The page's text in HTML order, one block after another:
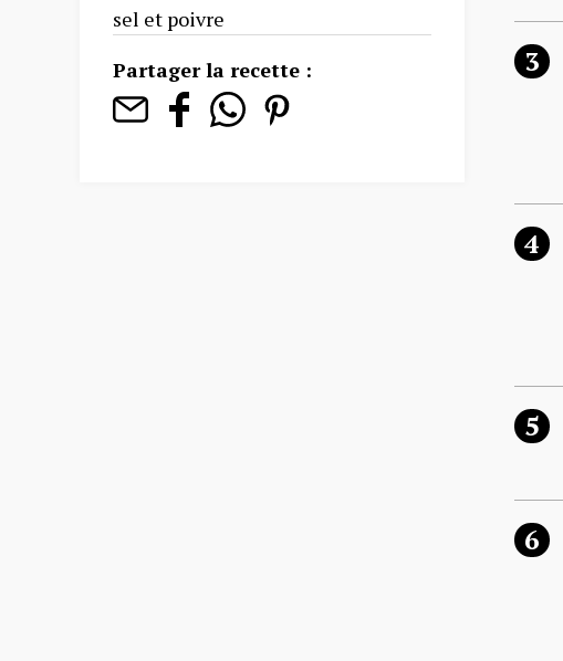
sel et poivre
Partager la recette :